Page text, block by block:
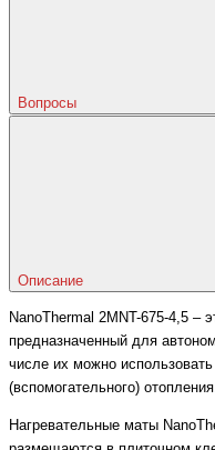
Вопросы
Описание
NanoThermal 2MNT-675-4,5 –
предназначенный для
числе их можно
(вспомогательного)
Нагревательные маты